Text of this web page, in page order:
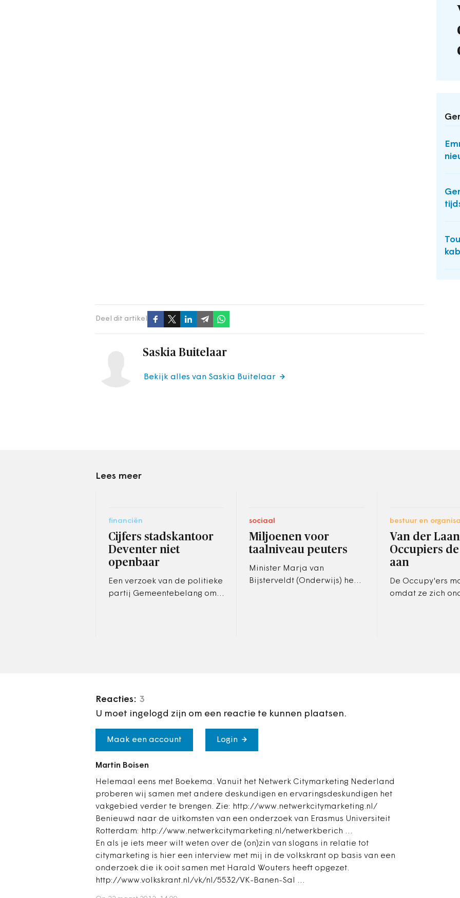
Deel dit artikel
Saskia Buitelaar
Bekijk alles van Saskia Buitelaar
Lees meer
financiën
Cijfers stadskantoor
Deventer niet
openbaar
Een verzoek van de politieke
partij Gemeentebelang om
sociaal
Miljoenen voor
taalniveau peuters
Minister Marja van
Bijsterveldt (Onderwijs) heeft
bestuur en
Van der
Occupiers
aan
De Occupy'ers
omdat ze zich
Reacties: 3
U moet ingelogd zijn om een reactie te kunnen plaatsen.
Maak een account Login
Martin Boisen
Helemaal eens met Boekema. Vanuit het Netwerk Citymarketing Nederland
proberen wij samen met andere deskundigen en ervaringsdeskundigen het
vakgebied verder te brengen. Zie: http://www.netwerkcitymarketing.nl/
Benieuwd naar de uitkomsten van een onderzoek van Erasmus Universiteit
Rotterdam: http://www.netwerkcitymarketing.nl/netwerkberich …
En als je iets meer wilt weten over de (on)zin van slogans in relatie tot
citymarketing is hier een interview met mij in de volkskrant op basis van een
onderzoek die ik ooit samen met Harald Wouters heeft opgezet.
http://www.volkskrant.nl/vk/nl/5532/VK-Banen-Sal …